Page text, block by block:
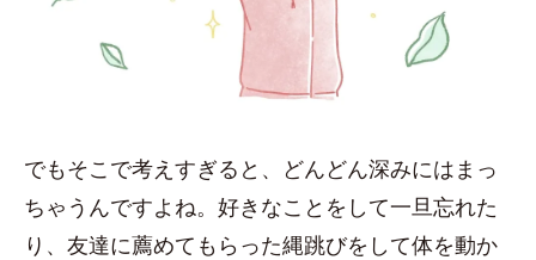
でもそこで考えすぎると、どんどん深みにはまっ
ちゃうんですよね。好きなことをして一旦忘れた
り、友達に薦めてもらった縄跳びをして体を動か